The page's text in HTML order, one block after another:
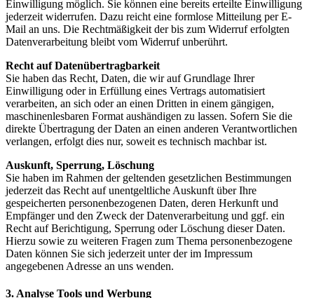
Einwilligung möglich. Sie können eine bereits erteilte Einwilligung
jederzeit widerrufen. Dazu reicht eine formlose Mitteilung per E-
Mail an uns. Die Rechtmäßigkeit der bis zum Widerruf erfolgten
Datenverarbeitung bleibt vom Widerruf unberührt.
Recht auf Datenübertragbarkeit
Sie haben das Recht, Daten, die wir auf Grundlage Ihrer
Einwilligung oder in Erfüllung eines Vertrags automatisiert
verarbeiten, an sich oder an einen Dritten in einem gängigen,
maschinenlesbaren Format aushändigen zu lassen. Sofern Sie die
direkte Übertragung der Daten an einen anderen Verantwortlichen
verlangen, erfolgt dies nur, soweit es technisch machbar ist.
Auskunft, Sperrung, Löschung
Sie haben im Rahmen der geltenden gesetzlichen Bestimmungen
jederzeit das Recht auf unentgeltliche Auskunft über Ihre
gespeicherten personenbezogenen Daten, deren Herkunft und
Empfänger und den Zweck der Datenverarbeitung und ggf. ein
Recht auf Berichtigung, Sperrung oder Löschung dieser Daten.
Hierzu sowie zu weiteren Fragen zum Thema personenbezogene
Daten können Sie sich jederzeit unter der im Impressum
angegebenen Adresse an uns wenden.
3. Analyse Tools und Werbung